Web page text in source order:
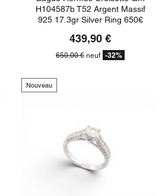
H104587b T52 Argent Massif
925 17.3gr Silver Ring 650€
439,90 €
650,00 € neuf -32%
Nouveau